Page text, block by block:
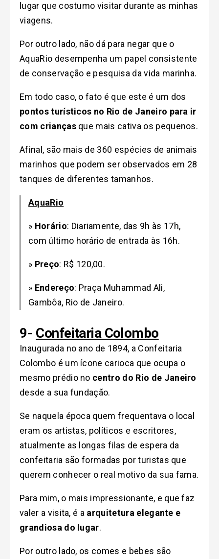
lugar que costumo visitar durante as minhas
viagens.
Por outro lado, não dá para negar que o
AquaRio desempenha um papel consistente
de conservação e pesquisa da vida marinha.
Em todo caso, o fato é que este é um dos
pontos turísticos no Rio de Janeiro para ir
com criançasque mais cativa os pequenos.
Afinal, são mais de 360 espécies de animais
marinhos que podem ser observados em 28
tanques de diferentes tamanhos.
AquaRio
» Horário: Diariamente, das 9h às 17h,
com último horário de entrada às 16h.
» Preço: R$ 120,00.
» Endereço: Praça Muhammad Ali,
Gambôa, Rio de Janeiro.
9- Confeitaria Colombo
Inaugurada no ano de 1894, a Confeitaria
Colombo é um ícone carioca que ocupa o
mesmo prédio no centro do Rio de Janeiro
desde a sua fundação.
Se naquela época quem frequentava o local
eram os artistas, políticos e escritores,
atualmente as longas filas de espera da
confeitaria são formadas por turistas que
querem conhecer o real motivo da sua fama.
Para mim, o mais impressionante, e que faz
valer a visita, é a arquitetura elegante e
grandiosa do lugar.
Por outro lado, os comes e bebes são